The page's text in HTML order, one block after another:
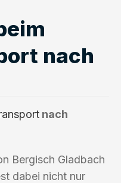
nach
nach
Bergisch Gladbach
dabei nicht nur